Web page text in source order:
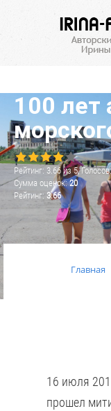
100 лет
Рейтинг: 3.66из5,
Сумма оценок:20
Рейтинг: 3.66
Главная
16 июля
прошел